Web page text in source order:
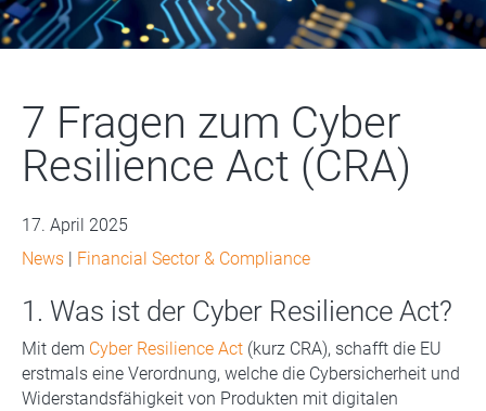
7 Fragen zum Cyber
Resilience Act (CRA)
17. April 2025
News | Financial Sector & Compliance
1. Was ist der Cyber Resilience Act?
Mit dem Cyber Resilience Act (kurz CRA), schafft die EU
erstmals eine Verordnung, welche die Cybersicherheit und
Widerstandsfähigkeit von Produkten mit digitalen